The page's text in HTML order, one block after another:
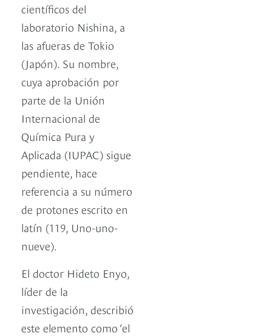
científicos del
laboratorio Nishina, a
las afueras de Tokio
(Japón). Su nombre,
cuya aprobación por
parte de la Unión
Internacional de
Química Pura y
Aplicada (IUPAC) sigue
pendiente, hace
referencia a su número
de protones escrito en
latín (119, Uno-uno-
nueve).
El doctor Hideto Enyo,
líder de la
investigación, describió
este elemento como ‘el